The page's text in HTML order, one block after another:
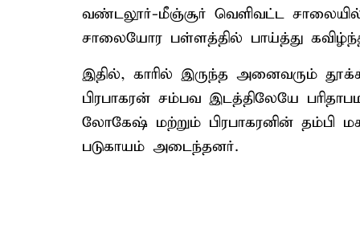
வண்டலூர்-மீஞ்சூர் வெளிவட்ட
சாலையோர பள்ளத்தில் பாய்த்து
இதில், காரில் இருந்த அனைவரும்
பிரபாகரன் சம்பவ இடத்திலேயே
லோகேஷ் மற்றும் பிரபாகரனின் தம்பி
படுகாயம் அடைந்தனர்.